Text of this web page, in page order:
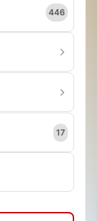
446
17